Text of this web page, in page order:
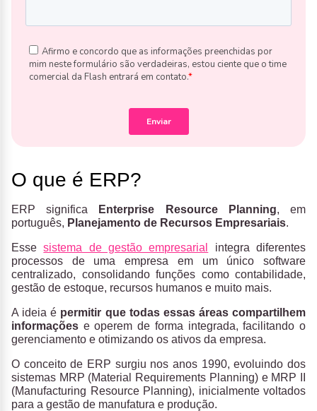
O que é ERP?
ERP significa Enterprise Resource Planning, em
português, Planejamento de Recursos Empresariais.
Essesistema de gestão empresarial
integra diferentes
processos de uma empresa em um único software
centralizado, consolidando funções como contabilidade,
gestão de estoque, recursos humanos e muito mais.
A ideia é permitir que todas essas áreas compartilhem
informações e operem de forma integrada, facilitando o
gerenciamento e otimizando os ativos da empresa.
O conceito de ERP surgiu nos anos 1990, evoluindo dos
sistemas MRP (Material Requirements Planning) e MRP II
(Manufacturing Resource Planning), inicialmente voltados
para a gestão de manufatura e produção.